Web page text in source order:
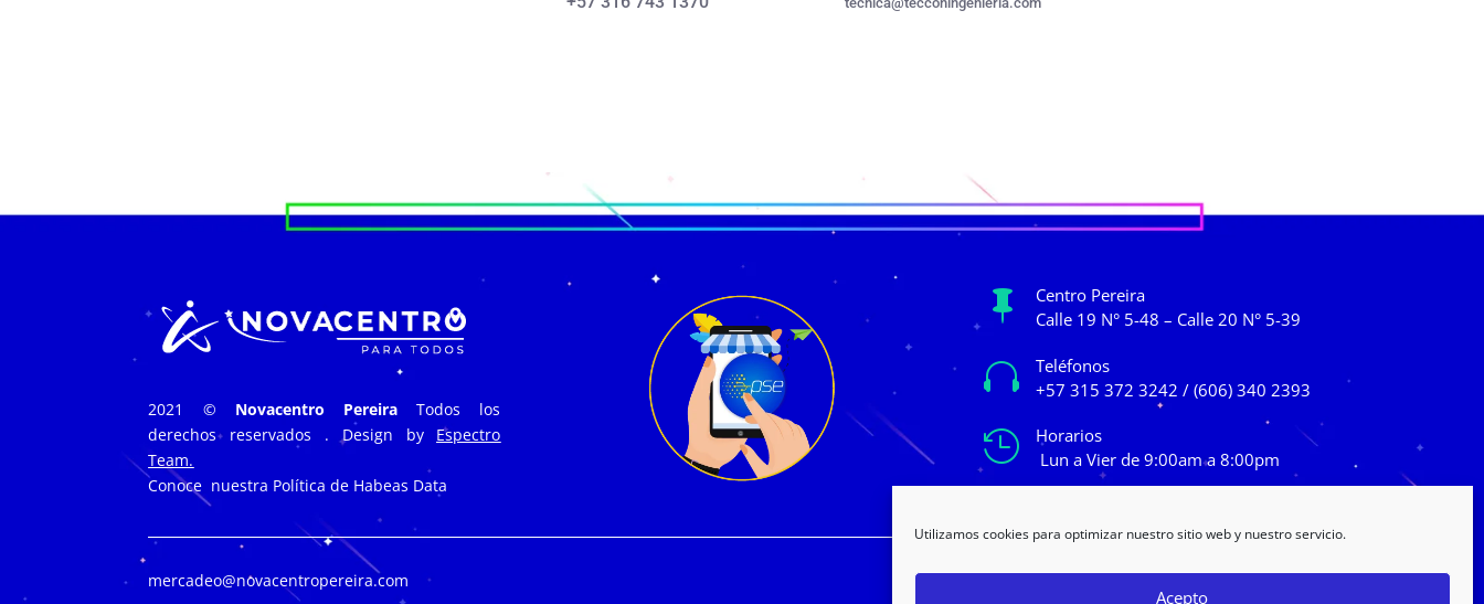
Utilizamos cookies para optimizar nuestro sitio web y nuestro servicio.
Acepto
2021 © Novacentro Pereira Todos los
derechos reservados . Design by Espectro
Team.
Conoce nuestra Política de Habeas Data

Centro Pereira
Calle 19 N° 5-48 – Calle 20 N° 5-39

Teléfonos
+57 315 372 3242 / (606) 340 2393

Horarios
Lun a Vier de 9:00am a 8:00pm
mercadeo@novacentropereira.com